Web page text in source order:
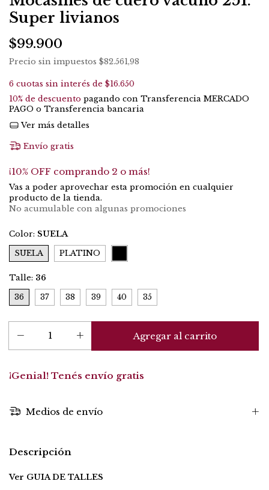
Super livianos
$99.900
Precio sin impuestos $82.561,98
6 cuotas sin interés de $16.650
10% de descuento pagando con Transferencia MERCADO
PAGO o Transferencia bancaria
Ver más detalles
Envío gratis
¡10% OFF comprando 2 o más!
Vas a poder aprovechar esta promoción en cualquier
producto de la tienda.
No acumulable con algunas promociones
Color: SUELA
SUELA
PLATINO
Talle: 36
36
37 38 39 40 35
¡Genial! Tenés envío gratis
Medios de envío
Descripción
Ver GUIA DE TALLES